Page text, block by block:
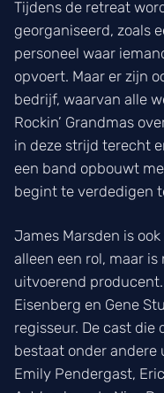
Tijdens de retreat
georganiseerd, zoals
personeel waar
opvoert. Maar er zijn
bedrijf, waarvan alle
Rockin’ Grandmas
in deze strijd terecht
een band opbouwt
begint te verdedigen
James Marsden is
alleen een rol, maar
uitvoerend
Eisenberg en Gene
regisseur. De cast die
bestaat onder andere
Emily Pendergast,